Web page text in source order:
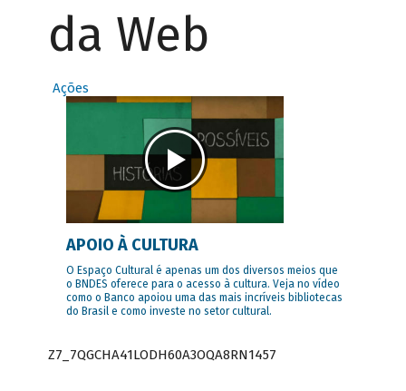
da Web
Ações
APOIO À CULTURA
O Espaço Cultural é apenas um dos diversos meios que
o BNDES oferece para o acesso à cultura. Veja no vídeo
como o Banco apoiou uma das mais incríveis bibliotecas
do Brasil e como investe no setor cultural.
Z7_7QGCHA41LODH60A3OQA8RN1457